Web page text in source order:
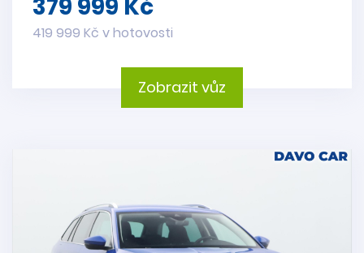
379 999 Kč
419 999 Kč v hotovosti
Zobrazit vůz